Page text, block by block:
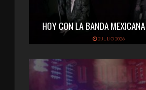
HOY CON LA BANDA
2 JULIO 2026